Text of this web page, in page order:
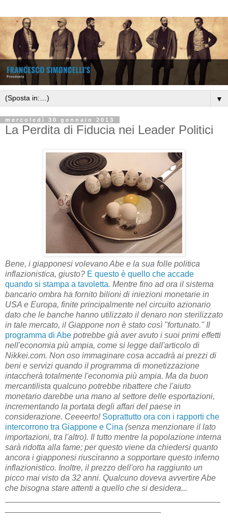
▼
mercoledì 30 gennaio 2013
La Perdita di Fiducia nei Leader Politici
Bene, i giapponesi volevano Abe e la sua folle politica
inflazionistica, giusto? E questo è quello che accade
quando si stampa a tavoletta. Mentre fino ad ora il sistema
bancario ombra ha fornito bilioni di iniezioni monetarie in
USA e Europa, finite principalmente nel circuito azionario
dato che le banche hanno utilizzato il denaro non sterilizzato
in tale mercato, il Giappone non è stato così "fortunato." Il
programma di Abe potrebbe già aver avuto i suoi primi effetti
nell'economia più ampia, come si legge dall'articolo di
Nikkei.com. Non oso immaginare cosa accadrà ai prezzi di
beni e servizi quando il programma di monetizzazione
intaccherà totalmente l'economia più ampia. Ma da buon
mercantilista qualcuno potrebbe ribattere che l'aiuto
monetario darebbe una mano al settore delle esportazioni,
incrementando la portata degli affari del paese in
considerazione. Ceeeerto! Soprattutto ora con i rapporti che
intercorrono tra Giappone e Cina (senza menzionare il lato
importazioni, tra l'altro). Il tutto mentre la popolazione interna
sarà ridotta alla fame; per questo viene da chiedersi quanto
ancora i giapponesi riusciranno a sopportare questo inferno
inflazionistico. Inoltre, il prezzo dell'oro ha raggiunto un
picco mai visto da 32 anni. Qualcuno doveva avvertire Abe
che bisogna stare attenti a quello che si desidera...